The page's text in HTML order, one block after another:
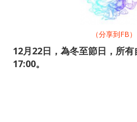
（分享到FB）
12月22日，為冬至節日，所有
17:00。